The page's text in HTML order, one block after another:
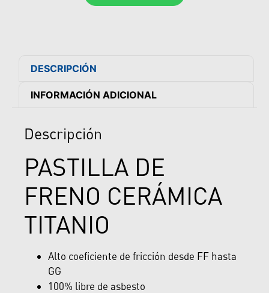
DESCRIPCIÓN
INFORMACIÓN ADICIONAL
Descripción
PASTILLA DE
FRENO CERÁMICA
TITANIO
Alto coeficiente de fricción desde FF hasta
GG
100% libre de asbesto